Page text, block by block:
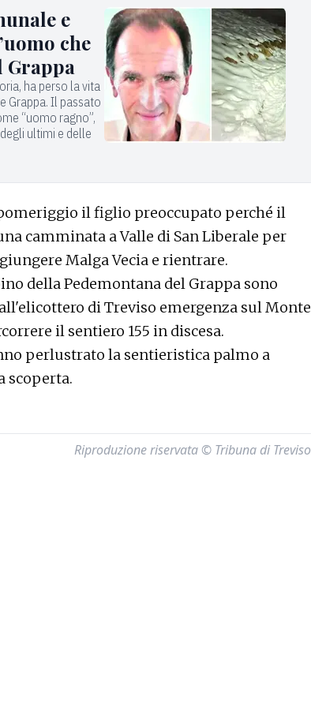
e
che
Grappa
ha perso la vita
Grappa. Il passato
“uomo ragno”,
ultimi e delle
il figlio preoccupato perché il
camminata a Valle di San Liberale per
Malga Vecia e rientrare.
della Pedemontana del Grappa sono
di Treviso emergenza sul Monte
il sentiero 155 in discesa.
perlustrato la sentieristica palmo a
scoperta.
Riproduzione riservata © Tribuna di Treviso